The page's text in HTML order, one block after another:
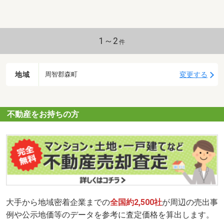
1～2 件
地域 周智郡森町 変更する
不動産をお持ちの方
大手から地域密着企業までの全国約2,500社が周辺の売出事
例や公示地価等のデータを参考に査定価格を算出します。